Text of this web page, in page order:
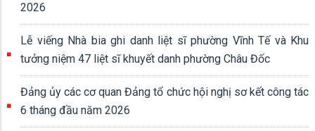
2026
Lễ viếng Nhà bia ghi danh liệt sĩ phường Vĩnh Tế và Khu
tưởng niệm 47 liệt sĩ khuyết danh phường Châu Đốc
Đảng ủy các cơ quan Đảng tổ chức hội nghị sơ kết công tác
6 tháng đầu năm 2026